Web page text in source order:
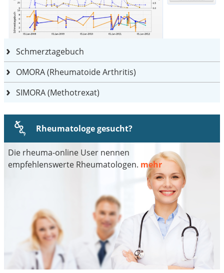
Schmerztagebuch
OMORA (Rheumatoide Arthritis)
SIMORA (Methotrexat)
Rheumatologe gesucht?
Die rheuma-online User nennen
empfehlenswerte Rheumatologen. mehr